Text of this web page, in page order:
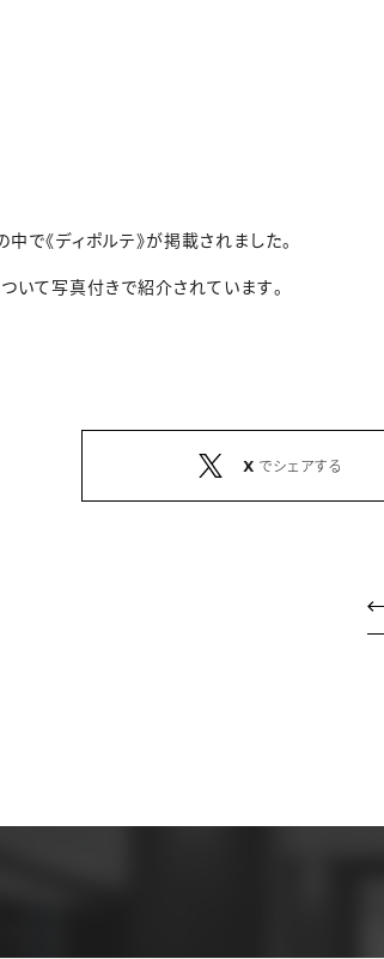
中で《ディポルテ》が掲載されました。
いて写真付きで紹介されています。
X でシェアする